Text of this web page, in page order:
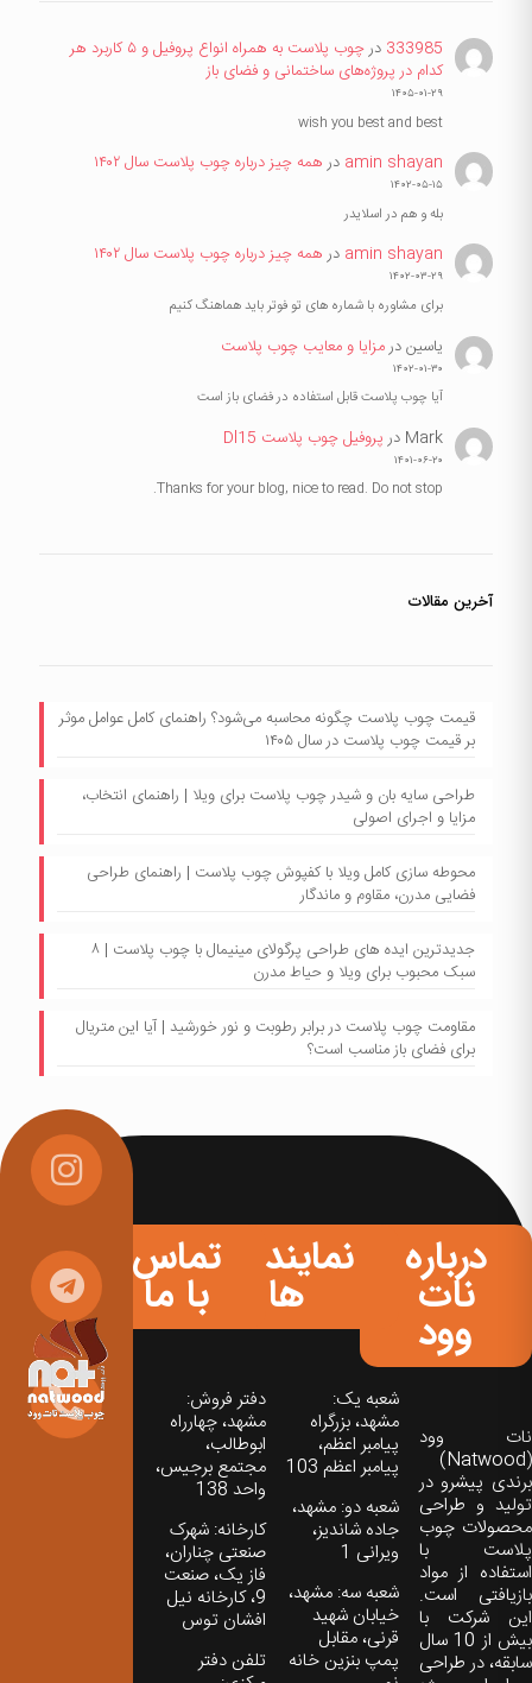
333985 در
چوب پلاست به همراه انواع پروفیل و ۵ کاربرد هر
کدام در پروژه‌های ساختمانی و فضای باز
۱۴۰۵-۰۱-۲۹
wish you best and best
amin shayan درهمه چیز درباره چوب پلاست سال ۱۴۰۲
۱۴۰۲-۰۵-۱۵
بله و هم در اسلایدر
amin shayan درهمه چیز درباره چوب پلاست سال ۱۴۰۲
۱۴۰۲-۰۳-۲۹
برای مشاوره با شماره های تو فوتر باید هماهنگ کنیم
یاسیندرمزایا و معایب چوب پلاست
۱۴۰۲-۰۱-۳۰
آیا چوب پلاست قابل استفاده در فضای باز است
Mark درپروفیل چوب پلاست Dl15
۱۴۰۱-۰۶-۲۰
Thanks for your blog, nice to read. Do not stop.
آخرین مقالات
قیمت چوب پلاست چگونه محاسبه می‌شود؟ راهنمای کامل عوامل موثر
بر قیمت چوب پلاست در سال ۱۴۰۵
طراحی سایه بان و شیدر چوب پلاست برای ویلا | راهنمای انتخاب،
مزایا و اجرای اصولی
محوطه سازی کامل ویلا با کفپوش چوب پلاست | راهنمای طراحی
فضایی مدرن، مقاوم و ماندگار
جدیدترین ایده های طراحی پرگولای مینیمال با چوب پلاست | ۸
سبک محبوب برای ویلا و حیاط مدرن
مقاومت چوب پلاست در برابر رطوبت و نور خورشید | آیا این متریال
برای فضای باز مناسب است؟
درباره
نات
وود
نات‌ وود
(Natwood)
برندی پیشرو در
تولید و طراحی
محصولات چوب
پلاست با
استفاده از مواد
بازیافتی است.
این شرکت با
بیش از 10 سال
سابقه، در طراحی
نمایندگی
ها
شعبه یک:
مشهد، بزرگراه
پیامبر اعظم،
پیامبر اعظم 103
شعبه دو: مشهد،
جاده شاندیز،
ویرانی 1
شعبه سه: مشهد،
خیابان شهید
قرنی، مقابل
پمپ بنزین خانه
تماس
با ما
دفتر فروش:
مشهد، چهارراه
ابوطالب،
مجتمع برجیس،
واحد 138
کارخانه: شهرک
صنعتی چناران،
فاز یک، صنعت
9، کارخانه نیل
افشان توس
تلفن دفتر